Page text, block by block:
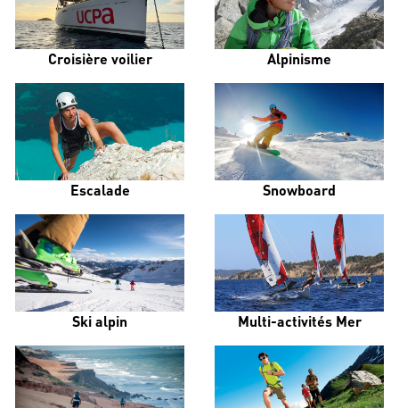
Croisière voilier Alpinisme
Escalade Snowboard
Ski alpin Multi-activités Mer